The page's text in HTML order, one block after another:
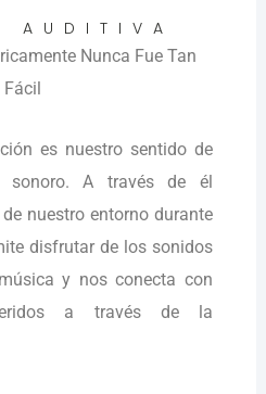
AUDITIVA
Nunca Fue Tan
Fácil
es nuestro sentido de
sonoro. A través de él
nuestro entorno durante
disfrutar de los sonidos
y nos conecta con
a través de la